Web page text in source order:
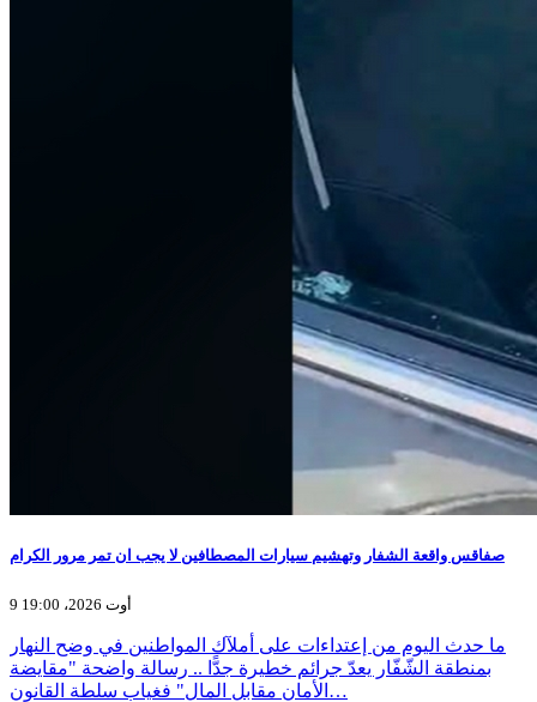
صفاقس واقعة الشفار وتهشيم سيارات المصطافين لا يجب ان تمر مرور الكرام
9 أوت 2026، 19:00
ما حدث اليوم من إعتداءات على أملآك المواطنين في وضح النهار
بمنطقة الشّفّار يعدّ جرائم خطيرة جدًّا .. رسالة واضحة "مقايضة
الأمان مقابل المال" فغياب سلطة القانون…